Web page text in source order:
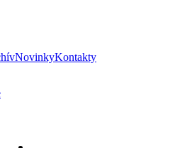
NovinkyKontakty